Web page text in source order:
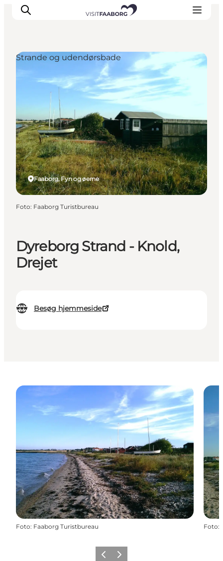
Overnatning
Spisesteder
Oplevelser
Øhop
Outdoor
Det sker
Dyreborg Strand - Knold,
Drejet
Besøg hjemmeside
Faaborg, Fyn og øerne
Strande og udendørsbade
Foto: Faaborg Turistbureau
Foto: Faaborg Turistbureau Foto:
Forrige billede
Næste billede